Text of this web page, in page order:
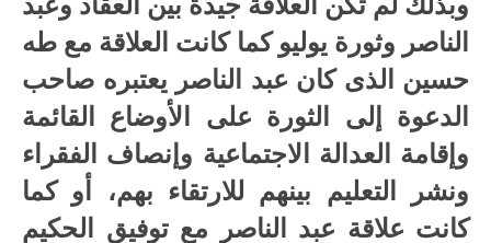
الناصر وثورة يوليو كما كانت العلاقة مع طه
حسين الذى كان عبد الناصر يعتبره صاحب
الدعوة إلى الثورة على الأوضاع القائمة
وإقامة العدالة الاجتماعية وإنصاف الفقراء
ونشر التعليم بينهم للارتقاء بهم، أو كما
كانت علاقة عبد الناصر مع توفيق الحكيم